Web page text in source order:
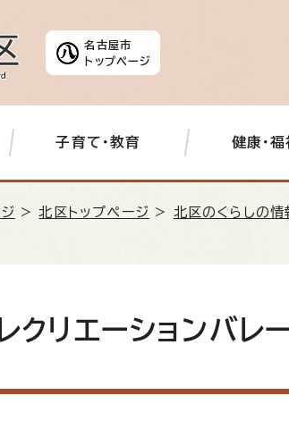
名古屋市
トップページ
子育て・教育 健康・福
>北区トップページ > 北区のくらしの情
クリエーションバレ